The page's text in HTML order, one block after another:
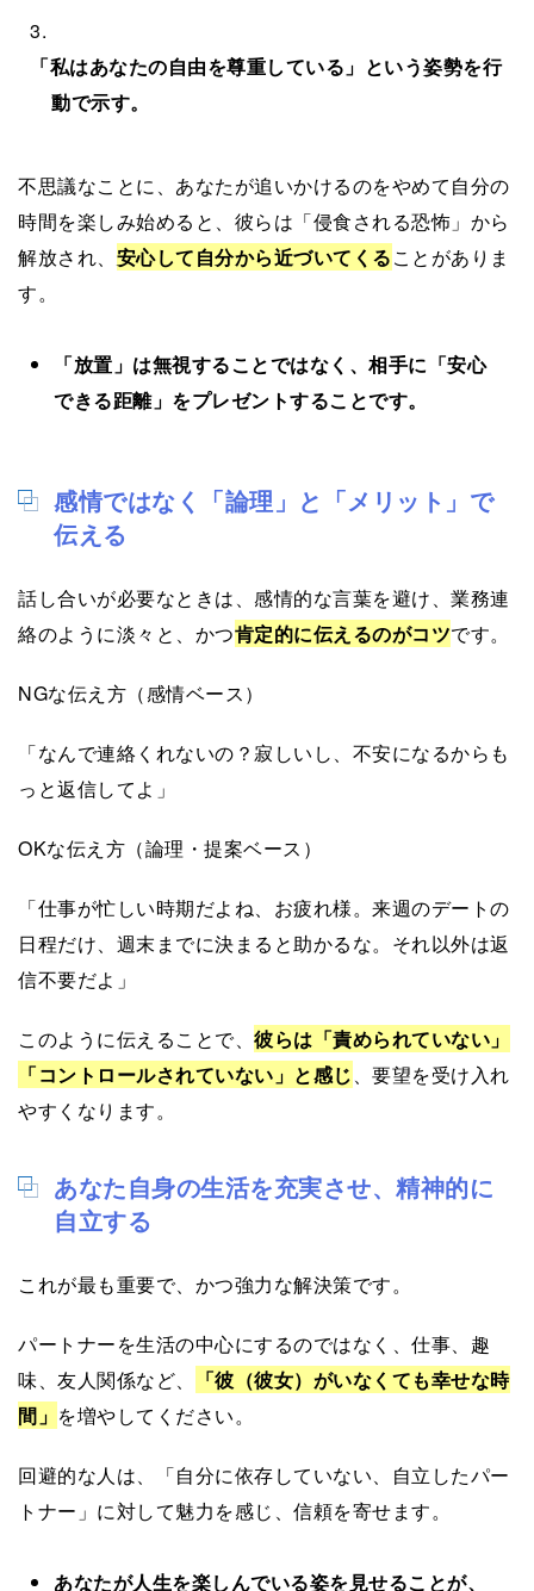
「私はあなたの自由を尊重している」という姿勢を行
動で示す。
不思議なことに、あなたが追いかけるのをやめて自分の
時間を楽しみ始めると、彼らは「侵食される恐怖」から
解放され、 安心して自分から近づいてくることがありま
す。
「放置」は無視することではなく、相手に「安心
できる距離」をプレゼントすることです。
感情ではなく「論理」と「メリット」で
伝える
話し合いが必要なときは、感情的な言葉を避け、業務連
絡のように淡々と、かつ肯定的に伝えるのがコツです。
NGな伝え方（感情ベース）
「なんで連絡くれないの？寂しいし、不安になるからも
っと返信してよ」
OKな伝え方（論理・提案ベース）
「仕事が忙しい時期だよね、お疲れ様。来週のデートの
日程だけ、週末までに決まると助かるな。それ以外は返
信不要だよ」
このように伝えることで、 彼らは「責められていない」
「コントロールされていない」と感じ、要望を受け入れ
やすくなります。
あなた自身の生活を充実させ、精神的に
自立する
これが最も重要で、かつ強力な解決策です。
パートナーを生活の中心にするのではなく、仕事、趣
味、友人関係など、
「彼（彼女）がいなくても幸せな時
間」 を増やしてください。
回避的な人は、「自分に依存していない、自立したパー
トナー」に対して魅力を感じ、信頼を寄せます。
あなたが人生を楽しんでいる姿を見せることが、